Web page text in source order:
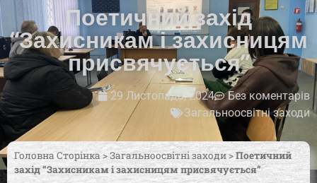
Поетичний захід
“Захисникам і захисницям
присвячується”
29 Листопада, 2024
Без коментарів
Загальноосвітні заходи
Головна Сторінка >Загальноосвітні заходи>Поетичний
захід “Захисникам і захисницям присвячується”